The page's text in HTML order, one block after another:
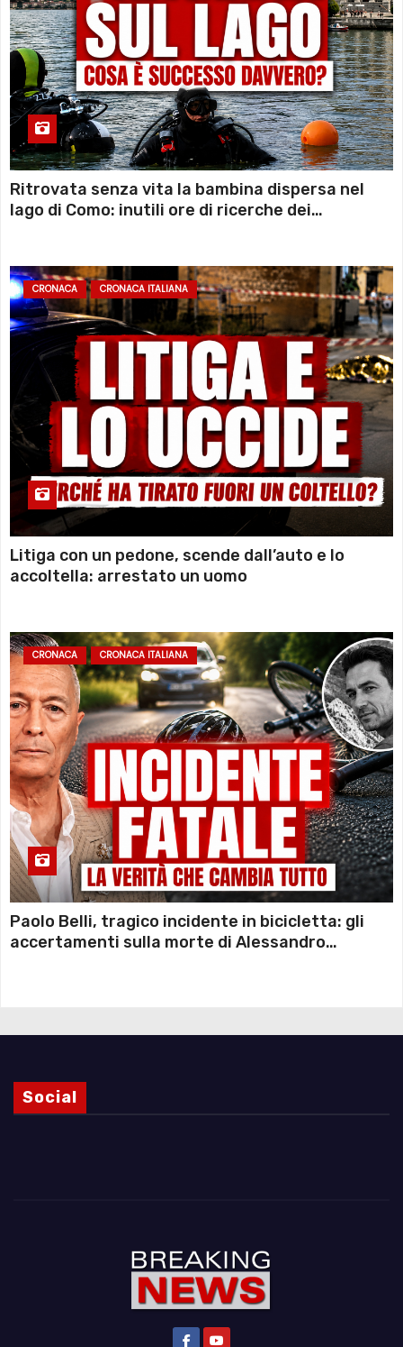
Ritrovata senza vita la bambina dispersa nel
lago di Como: inutili ore di ricerche dei
CRONACA CRONACA ITALIANA
Litiga con un pedone, scende dall’auto e lo
accoltella: arrestato un uomo
CRONACA CRONACA ITALIANA
Paolo Belli, tragico incidente in bicicletta: gli
accertamenti sulla morte di Alessandro
Social